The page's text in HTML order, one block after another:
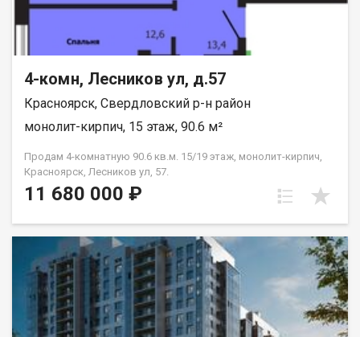
4-комн, Лесников ул, д.57
Красноярск, Свердловский р-н район
монолит-кирпич, 15 этаж, 90.6 м²
Продам 4-комнатную 90.6 кв.м. 15/19 этаж, монолит-кирпич,
Красноярск, Лесников ул, 57.
11 680 000 ₽